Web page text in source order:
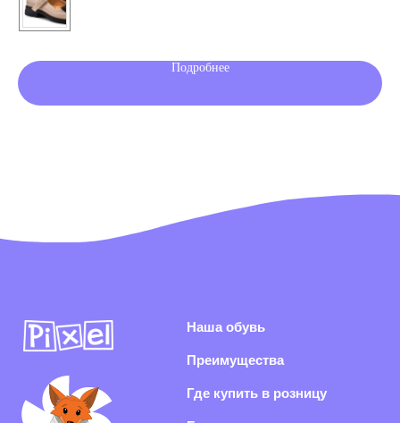
Подробнее
Блог
Раздел для родителей
Раскрываем секреты производства, показываем концепты
обуви из нового сезона и каждый день делаем рынок
российской обуви качественнее
Подписаться